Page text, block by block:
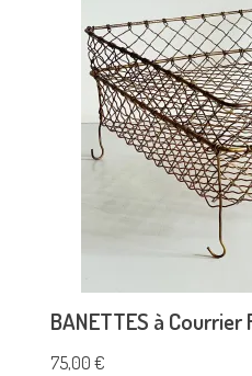
BANETTES à
75,00 €